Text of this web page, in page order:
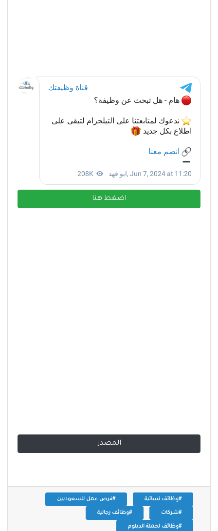
اضغط هنا
المصدر
#وظائف نسائية #فرص عمل للسعوديين
#شركات #وظائف رجالية
#وظائف لحملة الدبلوم